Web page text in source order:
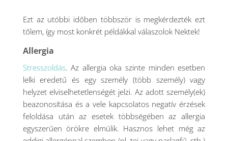
Ezt az utóbbi időben többször is megkérdezték ezt
tőlem, így most konkrét példákkal válaszolok Nektek!
Allergia
Stresszoldás. Az allergia oka szinte minden esetben
lelki eredetű és egy személy (több személy) vagy
helyzet elviselhetetlenségét jelzi. Az adott személy(ek)
beazonosítása és a vele kapcsolatos negatív érzések
feloldása után az esetek többségében az allergia
egyszerűen örökre elmúlik. Hasznos lehet még az